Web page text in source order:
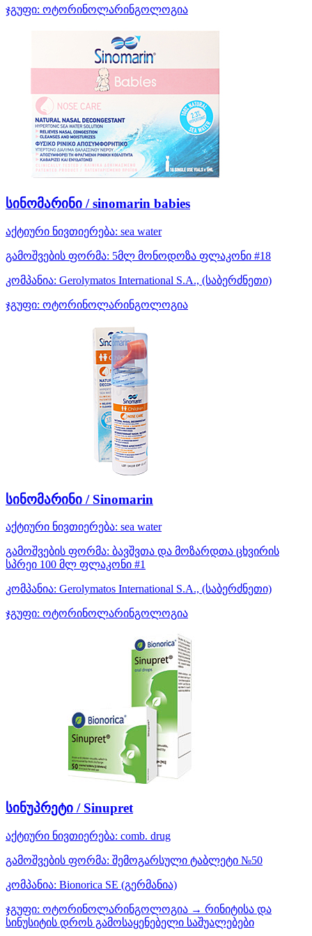
ჯგუფი: ოტორინოლარინგოლოგია
სინომარინი / sinomarin babies
აქტიური ნივთიერება: sea water
გამოშვების ფორმა: 5მლ მონოდოზა ფლაკონი #18
კომპანია: Gerolymatos International S.A., (საბერძნეთი)
ჯგუფი: ოტორინოლარინგოლოგია
სინომარინი / Sinomarin
აქტიური ნივთიერება: sea water
გამოშვების ფორმა: ბავშვთა და მოზარდთა ცხვირის
სპრეი 100 მლ ფლაკონი #1
კომპანია: Gerolymatos International S.A., (საბერძნეთი)
ჯგუფი: ოტორინოლარინგოლოგია
სინუპრეტი / Sinupret
აქტიური ნივთიერება: comb. drug
გამოშვების ფორმა: შემოგარსული ტაბლეტი №50
კომპანია: Bionorica SE (გერმანია)
ჯგუფი: ოტორინოლარინგოლოგია → რინიტისა და
სინუსიტის დროს გამოსაყენებელი საშუალებები